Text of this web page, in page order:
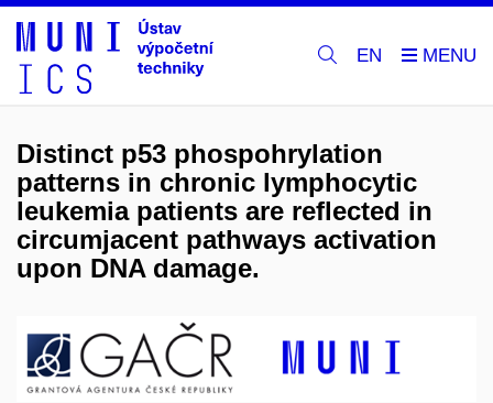
EN
Distinct p53 phospohrylation
patterns in chronic lymphocytic
leukemia patients are reflected in
circumjacent pathways activation
upon DNA damage.